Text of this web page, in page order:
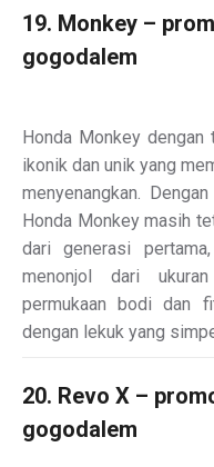
19. Monkey –
gogodalem
Honda Monkey
ikonik dan unik yang
menyenangkan.
Honda Monkey masih
dari generasi
menonjol dari
permukaan bodi dan
dengan lekuk yang
20. Revo X –
gogodalem